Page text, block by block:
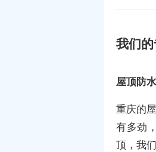
我们
屋顶防
重庆的
有多劲
顶，我